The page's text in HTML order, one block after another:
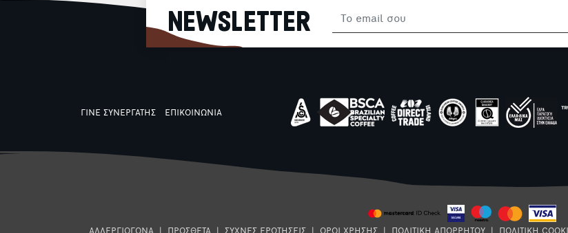
NEWSLETTER
ΓΙΝΕ ΣΥΝΕΡΓΑΤΗΣ ΕΠΙΚΟΙΝΩΝΙΑ